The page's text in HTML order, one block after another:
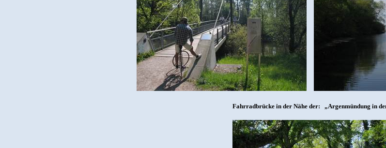
Fahrradbrücke in der Nähe der: „Argenmündung in